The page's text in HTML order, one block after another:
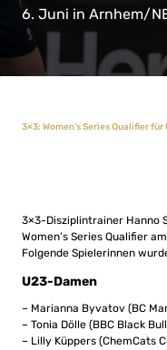
6. Juni in Arnhem/
3×3: Women’s Series Qualifier
3×3-Disziplintrainer Hanno
Women’s Series Qualifier
Folgende Spielerinnen
U23-Damen
– Marianna Byvatov (BC
– Tonia Dölle (BBC Black
– Lilly Küppers (ChemCats